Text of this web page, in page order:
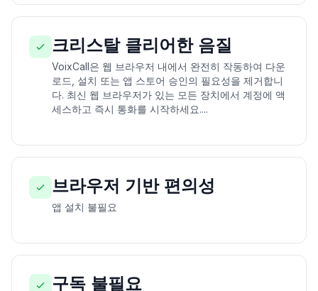
크리스탈 클리어한 음질
VoixCall은 웹 브라우저 내에서 완전히 작동하여 다운
로드, 설치 또는 앱 스토어 승인의 필요성을 제거합니
다. 최신 웹 브라우저가 있는 모든 장치에서 계정에 액
세스하고 즉시 통화를 시작하세요....
브라우저 기반 편의성
앱 설치 불필요
구독 불필요